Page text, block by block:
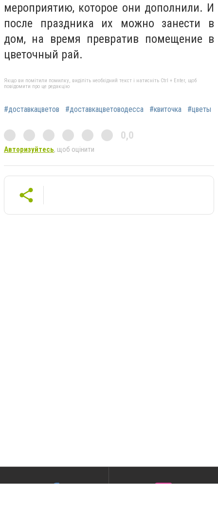
мероприятию, которое они дополнили. И
после праздника их можно занести в
дом, на время превратив помещение в
цветочный рай.
Якщо ви помітили помилку, виділіть необхідний текст і натисніть Ctrl + Enter, щоб
повідомити про це редакцію
#доставкацветов #доставкацветоводесса #квиточка #цветы
0,0
Авторизуйтесь, щоб оцінити